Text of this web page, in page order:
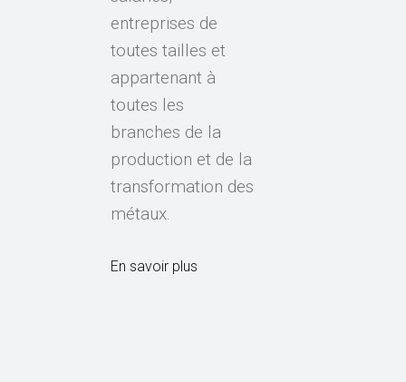
entreprises de
toutes tailles et
appartenant à
toutes les
branches de la
production et de la
transformation des
métaux.
En savoir plus